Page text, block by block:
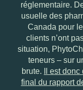
réglementaire.
usuelle des
Canada pour
clients n’ont
situation,
teneurs – sur
brute.
Il est
final du rapport